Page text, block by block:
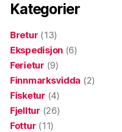
Kategorier
Bretur (13)
Ekspedisjon (6)
Ferietur (9)
Finnmarksvidda (2)
Fisketur (4)
Fjelltur (26)
Fottur (11)